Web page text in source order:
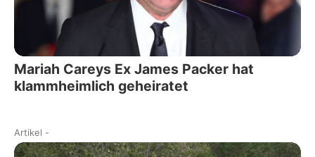
Mariah Careys Ex James Packer hat
klammheimlich geheiratet
Artikel -